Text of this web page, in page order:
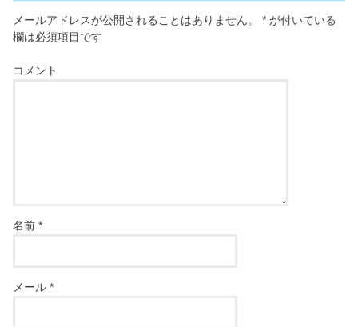
メールアドレスが公開されることはありません。 * が付いている
欄は必須項目です
コメント
名前*
メール*